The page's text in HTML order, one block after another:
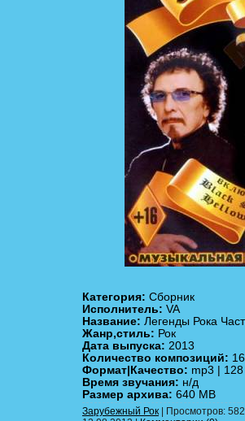
Категория: Сборник
Исполнитель: VA
Название: Легенды Рока
Жанр,стиль: Рок
Дата выпуска: 2013
Количество композиций:
Формат|Качество: mp3 |
Время звучания: н/д
Размер архива: 640 MB
Зарубежный Рок | Просмотров: